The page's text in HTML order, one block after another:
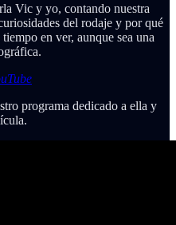
Vic y yo, contando nuestra
del rodaje y por qué
en ver, aunque sea una
programa dedicado a ella y